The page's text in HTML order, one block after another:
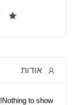
אודות
Nothing to show!